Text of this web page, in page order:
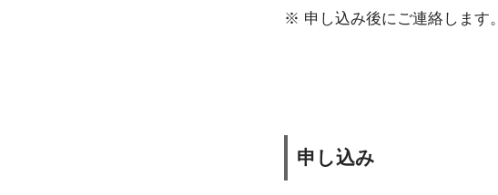
※ 申し込み後にご連絡します。
申し込み